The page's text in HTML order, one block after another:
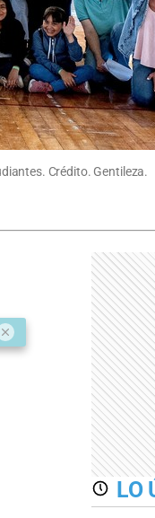
Crédito. Gentileza.
LO